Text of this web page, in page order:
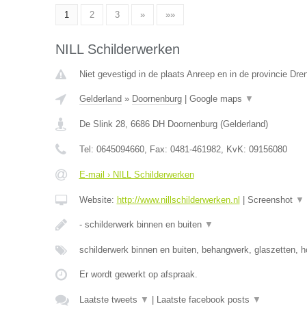
1 2 3 » »»
NILL Schilderwerken
Niet gevestigd in de plaats Anreep en in de provincie
Gelderland » Doornenburg| Google maps ▼
De Slink 28, 6686 DH Doornenburg(Gelderland)
Tel: 0645094660, Fax: 0481-461982, KvK: 09156080
E-mail › NILL Schilderwerken
Website: http://www.nillschilderwerken.nl Screenshot ▼
- schilderwerk binnen en buiten ▼
schilderwerk binnen en buiten, behangwerk, glaszetten,
Er wordt gewerkt op afspraak.
Laatste tweets ▼ Laatste facebook posts ▼